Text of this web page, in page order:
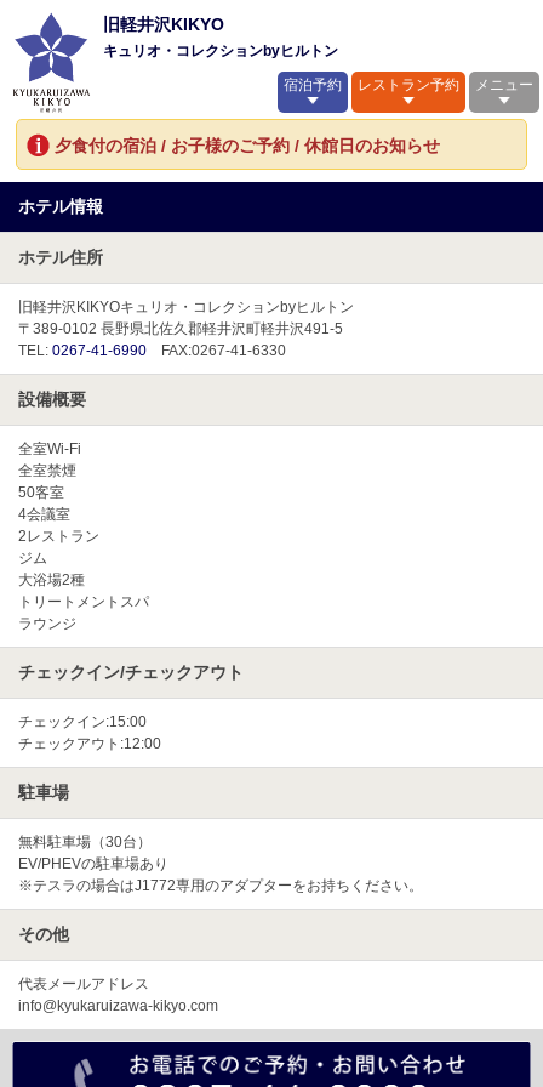
旧軽井沢KIKYO
キュリオ・コレクションbyヒルトン
宿泊予約
レストラン予約 メニュー
夕食付の宿泊 / お子様のご予約 / 休館日のお知らせ
ホテル情報
ホテル住所
旧軽井沢KIKYOキュリオ・コレクションbyヒルトン
〒389-0102 長野県北佐久郡軽井沢町軽井沢491-5
TEL: 0267-41-6990 FAX:0267-41-6330
設備概要
全室Wi-Fi
全室禁煙
50客室
4会議室
2レストラン
ジム
大浴場2種
トリートメントスパ
ラウンジ
チェックイン/チェックアウト
チェックイン:15:00
チェックアウト:12:00
駐車場
無料駐車場（30台）
EV/PHEVの駐車場あり
※テスラの場合はJ1772専用のアダプターをお持ちください。
その他
代表メールアドレス
info@kyukaruizawa-kikyo.com